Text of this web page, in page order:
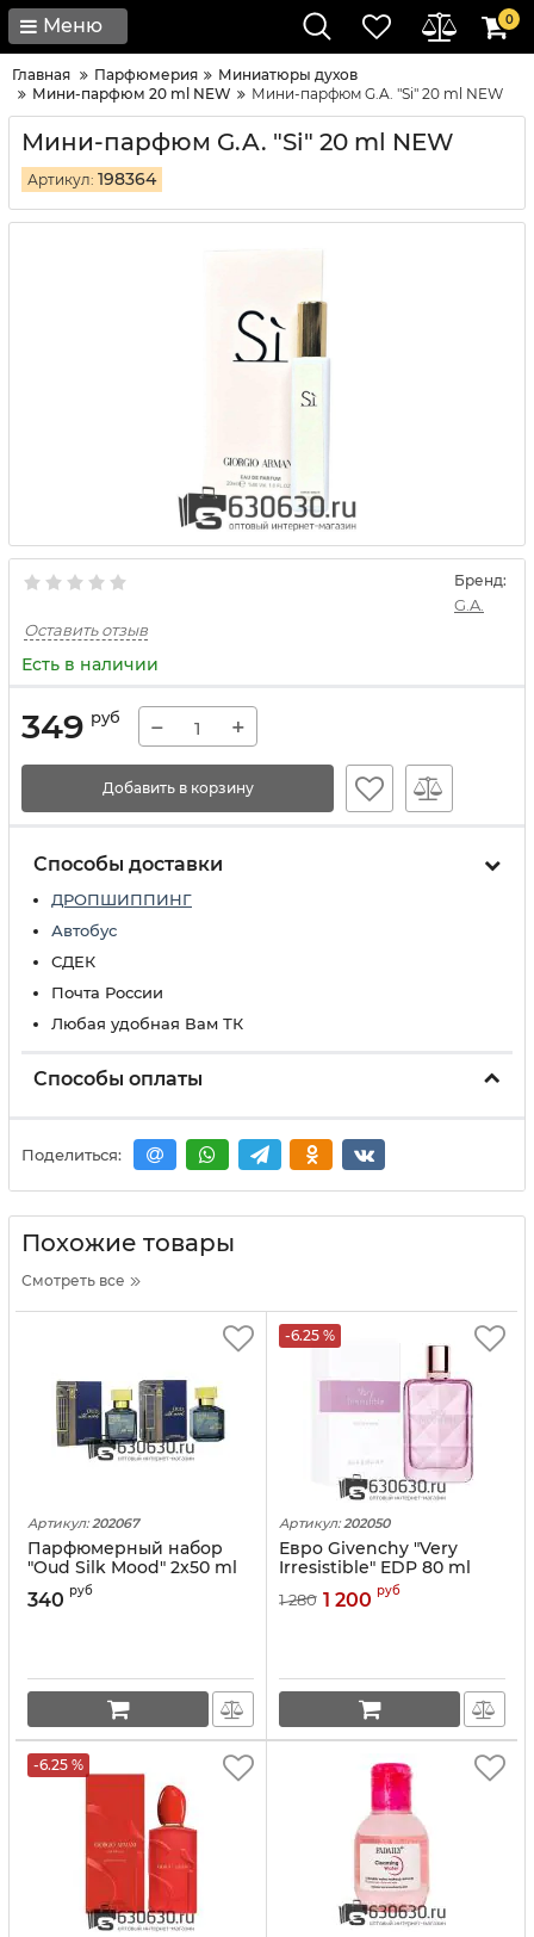
Меню 0
Главная Парфюмерия
Миниатюры духов
Мини-парфюм 20 ml NEW
Мини-парфюм G.A. "Si" 20 ml NEW
Мини-парфюм G.A. "Si" 20 ml NEW
Артикул: 198364
Бренд:
G.A.
Оставить отзыв
Есть в наличии
349 руб − +
Добавить в корзину
Способы доставки
ДРОПШИППИНГ
Автобус
СДЕК
Почта России
Любая удобная Вам ТК
Способы оплаты
Поделиться:
Похожие товары
Смотреть все
Артикул: 202067
Парфюмерный набор
"Oud Silk Mood" 2x50 ml
340 руб
-6.25 %
Артикул: 202050
Евро Givenchy "Very
Irresistible" EDP 80 ml
1 280 1 200 руб
-6.25 %